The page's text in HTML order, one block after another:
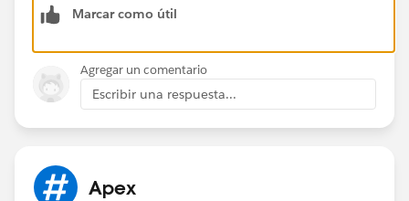
    public void m1()
List<Schema.ChildRelationship>
for(Schema.ChildRelationship
     	{
	    }
Marcar como útil
Agregar un comentario
Escribir una respuesta...
Apex